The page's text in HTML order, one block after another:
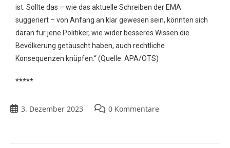
ist. Sollte das – wie das aktuelle Schreiben der EMA
suggeriert – von Anfang an klar gewesen sein, könnten sich
daran für jene Politiker, wie wider besseres Wissen die
Bevölkerung getäuscht haben, auch rechtliche
Konsequenzen knüpfen.“ (Quelle: APA/OTS)
*****
3. Dezember 2023 0 Kommentare